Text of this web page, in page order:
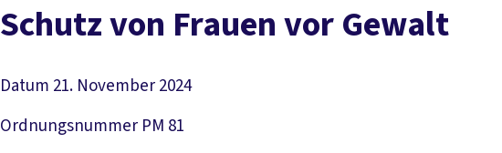
Schutz von Frauen vor Gewalt
Datum 21. November 2024
Ordnungsnummer PM 81